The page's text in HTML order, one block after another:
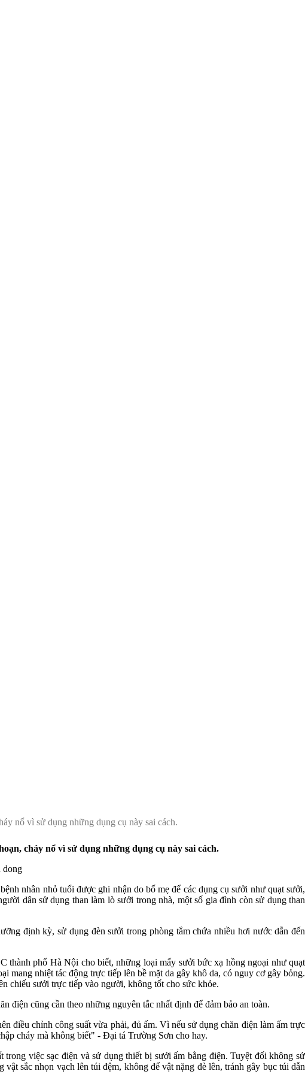
nổ vì sử dụng những dụng cụ này sai cách.
cháy nổ vì sử dụng những dụng cụ này sai cách.
nhân nhỏ tuổi được ghi nhận do bố mẹ để các dụng cụ sưởi như quạt sưởi,
dân sử dụng than làm lò sưởi trong nhà, một số gia đình còn sử dụng than
định kỳ, sử dụng đèn sưởi trong phòng tắm chứa nhiều hơi nước dẫn đến
thành phố Hà Nội cho biết, những loại mấy sưởi bức xạ hồng ngoại như quạt
nhiệt tác động trực tiếp lên bề mặt da gây khô da, có nguy cơ gây bỏng.
chiếu sưởi trực tiếp vào người, không tốt cho sức khỏe.
điện cũng cần theo những nguyên tắc nhất định để đảm bảo an toàn.
điều chỉnh công suất vừa phải, đủ ấm. Vì nếu sử dụng chăn điện làm ấm trực
cháy mà không biết" - Đại tá Trường Sơn cho hay.
việc sạc điện và sử dụng thiết bị sưởi ấm bằng điện. Tuyệt đối không sử
sắc nhọn vạch lên túi đệm, không để vật nặng đè lên, tránh gây bục túi dẫn